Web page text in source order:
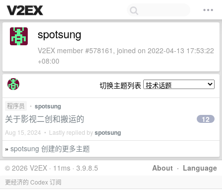
spotsung
V2EX member #578161, joined on 2022-04-13 17:53:22
+08:00
切换主题列表
程序员 • spotsung
关于影视二创和搬运的
Aug 15, 2024 • Lastly replied byspotsung
12
» spotsung 创建的更多主题
About · Language
© 2026 V2EX · 11ms · 3.9.8.5
更经济的 Codex 订阅